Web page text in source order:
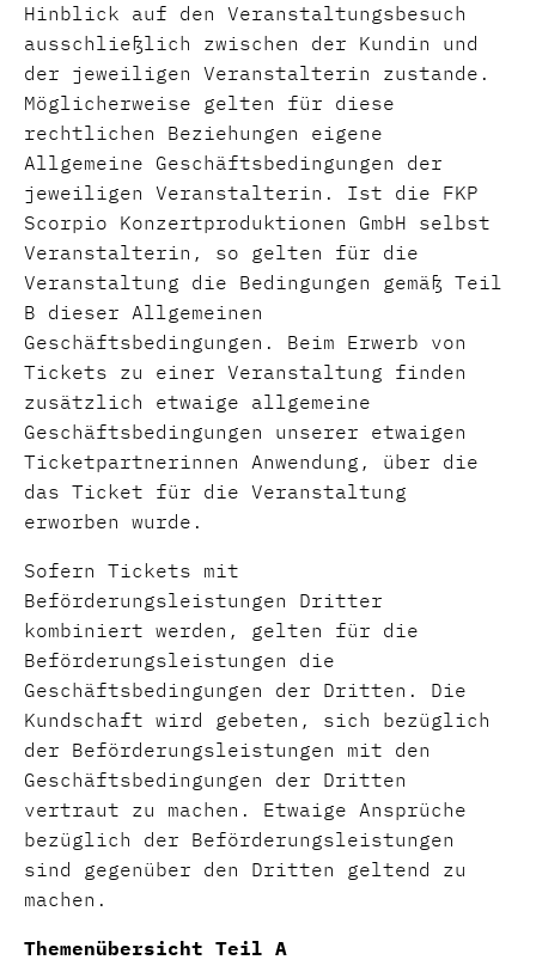
Hinblick auf den Veranstaltungsbesuch
ausschließlich zwischen der Kundin und
der jeweiligen Veranstalterin zustande.
Möglicherweise gelten für diese
rechtlichen Beziehungen eigene
Allgemeine Geschäftsbedingungen der
jeweiligen Veranstalterin. Ist die FKP
Scorpio Konzertproduktionen GmbH selbst
Veranstalterin, so gelten für die
Veranstaltung die Bedingungen gemäß Teil
B dieser Allgemeinen
Geschäftsbedingungen. Beim Erwerb von
Tickets zu einer Veranstaltung finden
zusätzlich etwaige allgemeine
Geschäftsbedingungen unserer etwaigen
Ticketpartnerinnen Anwendung, über die
das Ticket für die Veranstaltung
erworben wurde.
Sofern Tickets mit
Beförderungsleistungen Dritter
kombiniert werden, gelten für die
Beförderungsleistungen die
Geschäftsbedingungen der Dritten. Die
Kundschaft wird gebeten, sich bezüglich
der Beförderungsleistungen mit den
Geschäftsbedingungen der Dritten
vertraut zu machen. Etwaige Ansprüche
bezüglich der Beförderungsleistungen
sind gegenüber den Dritten geltend zu
machen.
Themenübersicht Teil A